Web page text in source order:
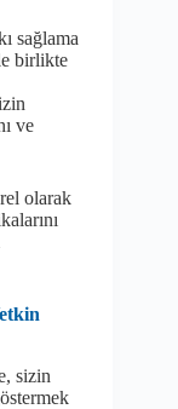
sağlama
birlikte
ve
olarak
sizin